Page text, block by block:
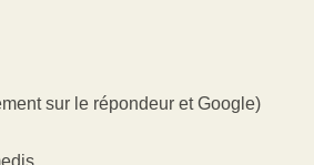
sur le répondeur et Google)